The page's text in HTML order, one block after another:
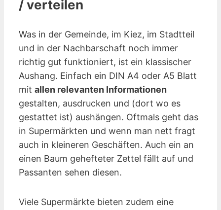
/ verteilen
Was in der Gemeinde, im Kiez, im Stadtteil
und in der Nachbarschaft noch immer
richtig gut funktioniert, ist ein klassischer
Aushang. Einfach ein DIN A4 oder A5 Blatt
mit allen relevanten Informationen
gestalten, ausdrucken und (dort wo es
gestattet ist) aushängen. Oftmals geht das
in Supermärkten und wenn man nett fragt
auch in kleineren Geschäften. Auch ein an
einen Baum gehefteter Zettel fällt auf und
Passanten sehen diesen.
Viele Supermärkte bieten zudem eine